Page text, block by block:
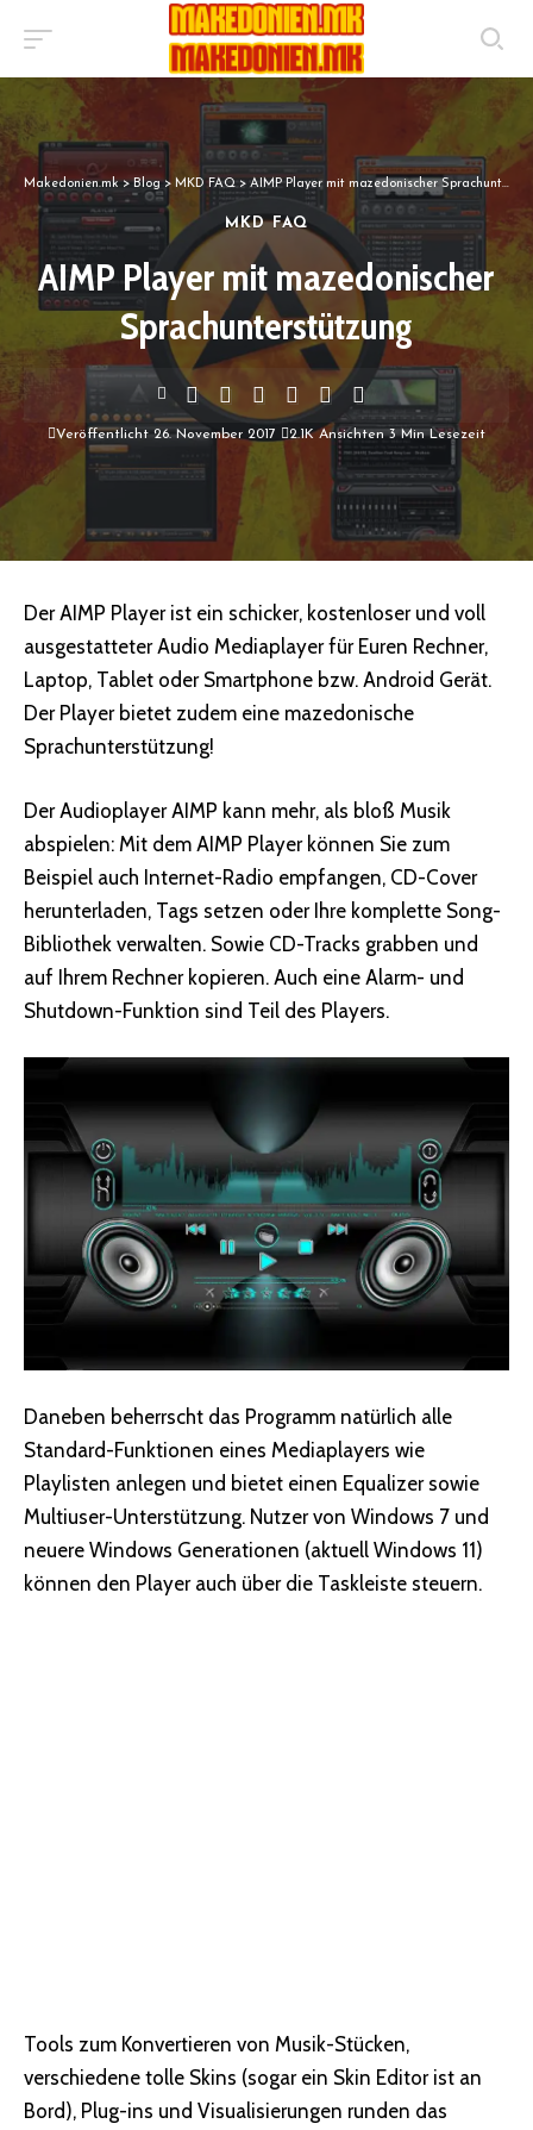
Makedonien.mk>Blog> MKD FAQ>AIMP Player mit mazedonischer Sprachunterstützung
MKD FAQ
AIMP Player mit mazedonischer
Sprachunterstützung
Veröffentlicht 26. November 2017 2.1K Ansichten 3 Min Lesezeit
Der AIMP Player ist ein schicker, kostenloser und voll
ausgestatteter Audio Mediaplayer für Euren Rechner,
Laptop, Tablet oder Smartphone bzw. Android Gerät.
Der Player bietet zudem eine mazedonische
Sprachunterstützung!
Der Audioplayer AIMP kann mehr, als bloß Musik
abspielen: Mit dem AIMP Player können Sie zum
Beispiel auch Internet-Radio empfangen, CD-Cover
herunterladen, Tags setzen oder Ihre komplette Song-
Bibliothek verwalten. Sowie CD-Tracks grabben und
auf Ihrem Rechner kopieren. Auch eine Alarm- und
Shutdown-Funktion sind Teil des Players.
Daneben beherrscht das Programm natürlich alle
Standard-Funktionen eines Mediaplayers wie
Playlisten anlegen und bietet einen Equalizer sowie
Multiuser-Unterstützung. Nutzer von Windows 7 und
neuere Windows Generationen (aktuell Windows 11)
können den Player auch über die Taskleiste steuern.
Tools zum Konvertieren von Musik-Stücken,
verschiedene tolle Skins (sogar ein Skin Editor ist an
Bord), Plug-ins und Visualisierungen runden das